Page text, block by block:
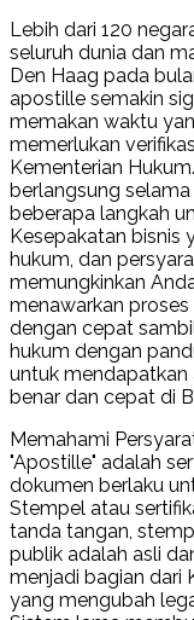
Lebih dari 120
seluruh dunia dan
Den Haag pada
apostille semakin
memakan waktu
memerlukan
Kementerian
berlangsung
beberapa langkah
Kesepakatan bisnis
hukum, dan
memungkinkan
menawarkan
dengan cepat
hukum dengan
untuk
benar dan cepat di
Memahami
"Apostille" adalah
dokumen berlaku
Stempel atau
tanda tangan,
publik adalah asli
menjadi bagian dari
yang mengubah